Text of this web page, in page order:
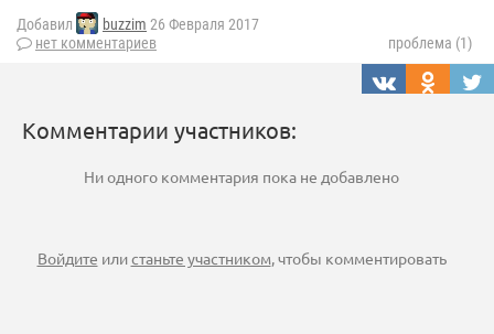
Добавил buzzim 26 Февраля 2017
нет комментариев
проблема (1)
Комментарии участников:
Ни одного комментария пока не добавлено
Войдите илистаньте участником, чтобы комментировать